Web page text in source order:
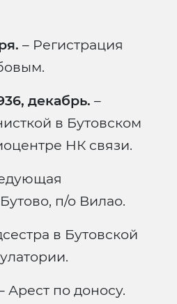
– Регистрация
декабрь. –
в Бутовском
НК связи.
п/о Вилао.
в Бутовской
Арест по доносу.